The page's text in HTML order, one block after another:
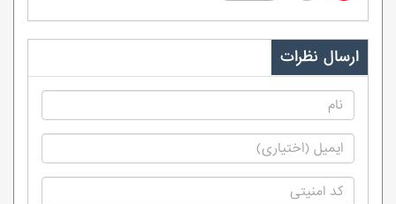
ارسال نظرات